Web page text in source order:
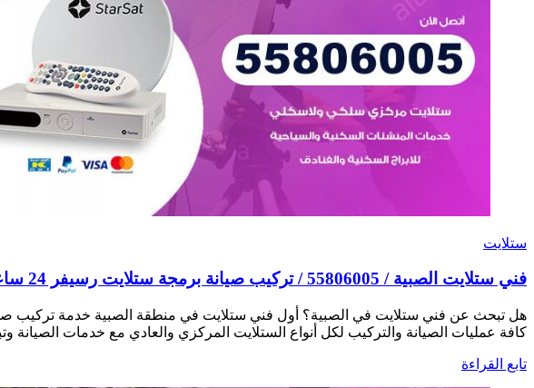
ستلايت
فني ستلايت الصبية / 55806005 / تركيب صيانة برمجة ستلايت رسيفر 24 ساعة
هل تبحث عن فني ستلايت في الصبية؟ أول فني ستلايت في منطقة الصبية خدمة تركيب
كافة عمليات الصيانة والتركيب لكل أنواع الستلايت المركزي والعادي مع خدمات
تابع القراءة